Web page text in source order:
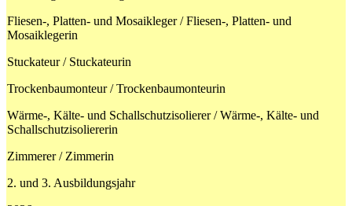
Fliesen-, Platten- und Mosaikleger / Fliesen-, Platten- und
Mosaiklegerin
Stuckateur / Stuckateurin
Trockenbaumonteur / Trockenbaumonteurin
Wärme-, Kälte- und Schallschutzisolierer / Wärme-, Kälte- und
Schallschutzisoliererin
Zimmerer / Zimmerin
2. und 3. Ausbildungsjahr